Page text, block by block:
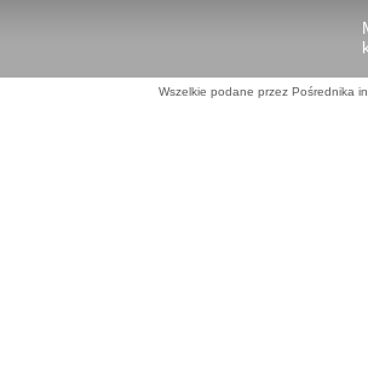
Wszelkie podane przez Pośrednika